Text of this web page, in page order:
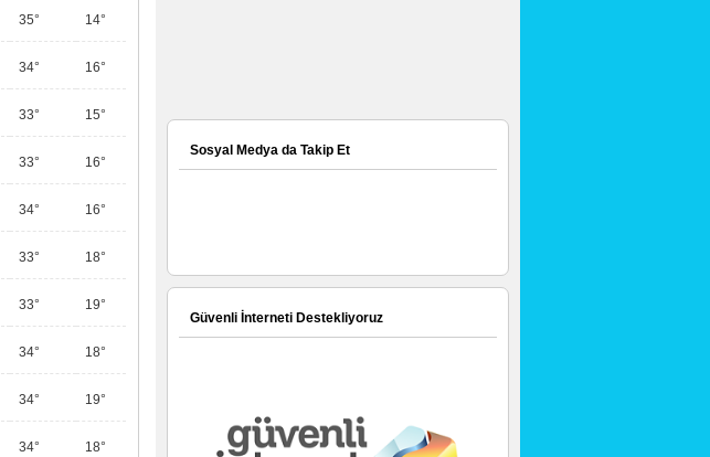
35° 14°
34° 16°
33° 15°
33° 16°
34° 16°
33° 18°
33° 19°
34° 18°
34° 19°
34° 18°
Sosyal Medya da Takip Et
Güvenli İnterneti Destekliyoruz